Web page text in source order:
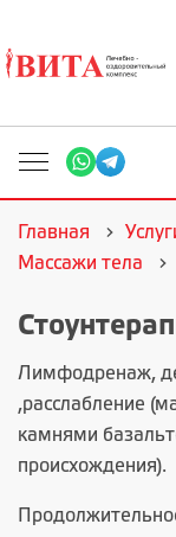
Главная
Массажи тела
Лимфодренаж,
,расслабление
камнями
происхождения).